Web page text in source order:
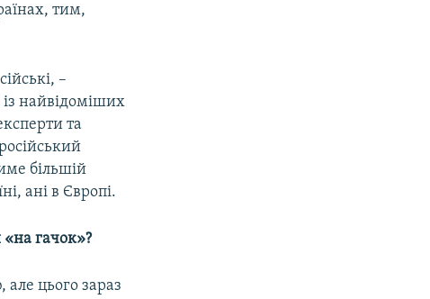
тим,
–
найвідоміших
та
більшій
ані в Європі.
гачок»?
цього зараз